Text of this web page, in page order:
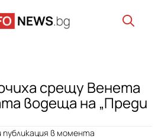
срещу Венета
водеща на „Преди
в момента